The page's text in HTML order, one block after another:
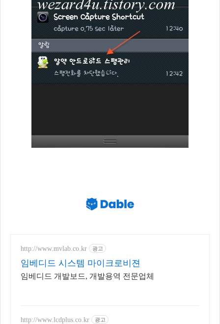
http://www.mvlab.co.kr 광고
임베디드 시스템 마이크로비젼
임베디드 개발보드, 개발용역 전문업체
http://www.lcdplus.co.kr 광고